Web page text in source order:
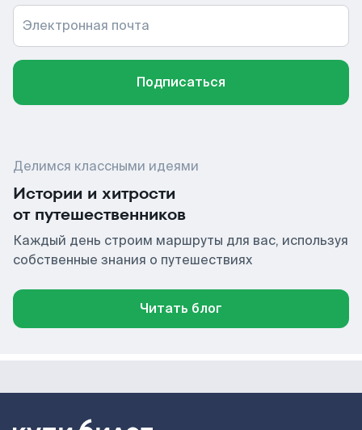
Электронная почта
Подписаться
Делимся классными идеями
Истории и хитрости
от путешественников
Каждый день строим маршруты для вас, используя
собственные знания о путешествиях
Читать блог